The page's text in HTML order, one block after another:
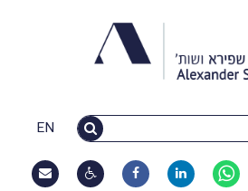
EN